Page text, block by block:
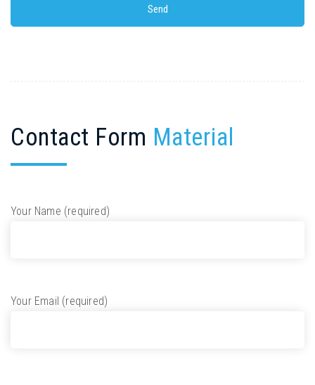
Contact Form Material
Your Name (required)
Your Email (required)